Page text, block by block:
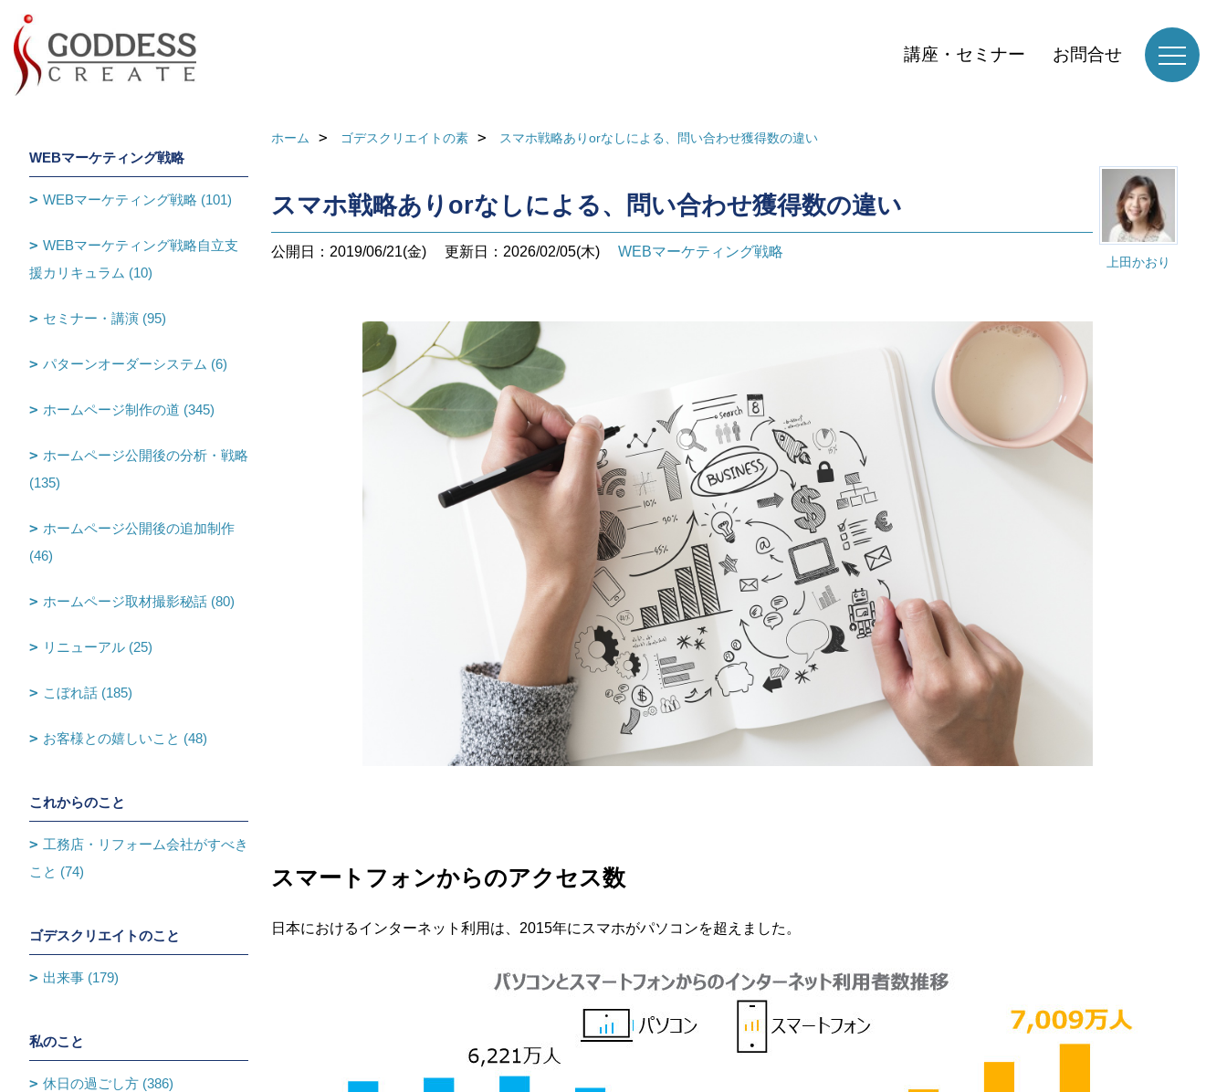
講座・セミナー お問合せ
ホーム ゴデスクリエイトの素 スマホ戦略ありorなしによる、問い合わせ獲得数の違い
上田かおり
スマホ戦略ありorなしによる、問い合わせ獲得数の違い
公開日：2019/06/21(金) 更新日：2026/02/05(木) WEBマーケティング戦略
スマートフォンからのアクセス数
日本におけるインターネット利用は、2015年にスマホがパソコンを超えました。
WEBマーケティング戦略
WEBマーケティング戦略 (101)
WEBマーケティング戦略自立支
援カリキュラム (10)
セミナー・講演 (95)
パターンオーダーシステム (6)
ホームページ制作の道 (345)
ホームページ公開後の分析・戦略
(135)
ホームページ公開後の追加制作
(46)
ホームページ取材撮影秘話 (80)
リニューアル (25)
こぼれ話 (185)
お客様との嬉しいこと (48)
これからのこと
工務店・リフォーム会社がすべき
こと (74)
ゴデスクリエイトのこと
出来事 (179)
私のこと
休日の過ごし方 (386)